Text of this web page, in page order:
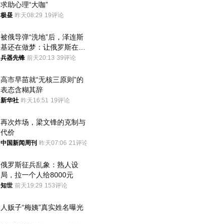
求助心理“大咖”
极昼 昨天08:29 19评论
被俄导弹“洗地”后，泽连斯
基还在做梦：让俄罗斯在冬
季前求和？
兵器先锋 前天20:13 39评论
高市早苗就“无核三原则”的
表态含糊其辞
新华社 昨天16:51 19评论
再次炸场，梁文锋的克制与
代价
中国新闻周刊 昨天07:06 21评论
俄罗斯征兵乱象：熟人设
局，拉一个人给8000元
知世 前天19:29 153评论
人贩子“梅姨”真实姓名曝光